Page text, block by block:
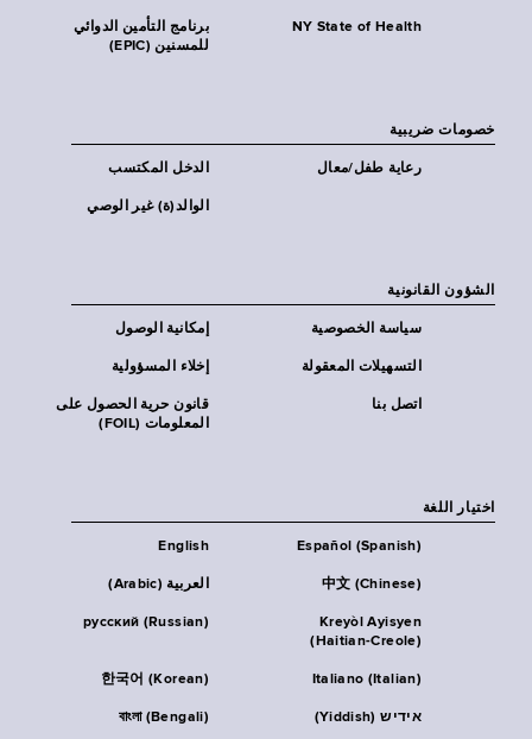
برنامج التأمين الدوائي
للمسنين (EPIC)
NY State of Health
خصومات ضريبية
الدخل المكتسب رعاية طفل/معال
الوالد(ة) غير الوصي
الشؤون القانونية
إمكانية الوصول سياسة الخصوصية
إخلاء المسؤولية التسهيلات المعقولة
قانون حرية الحصول على
المعلومات (FOIL)
اتصل بنا
اختيار اللغة
English Español (Spanish)
العربية (Arabic) 中文 (Chinese)
русский (Russian)
Kreyòl Ayisyen
(Haitian-Creole)
한국어 (Korean) Italiano (Italian)
বাংলা (Bengali) אידיש (Yiddish)